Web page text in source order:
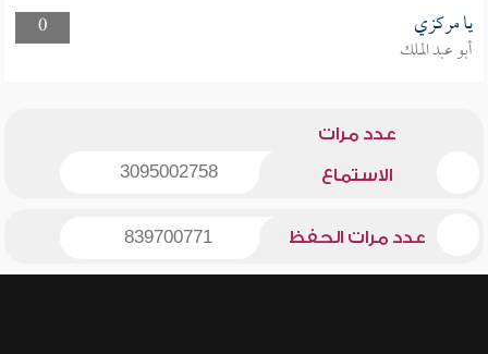
0
يا مركزي
أبو عبد الملك
عدد مرات
الاستماع 3095002758
عدد مرات الحفظ 839700771